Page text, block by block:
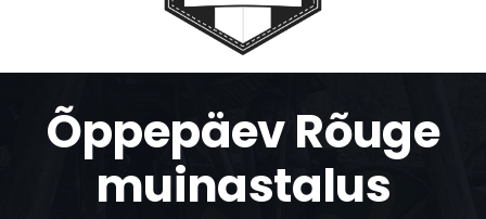
Õppepäev Rõuge
muinastalus